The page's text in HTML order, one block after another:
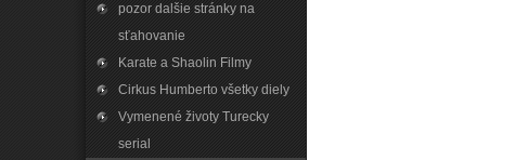
pozor dalšie stránky na
sťahovanie
Karate a Shaolin Filmy
Cirkus Humberto všetky diely
Vymenené životy Turecky
serial